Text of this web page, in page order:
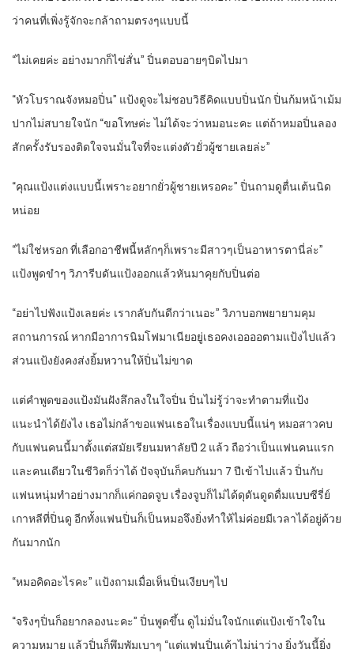
ว่าคนที่เพิ่งรู้จักจะกล้าถามตรงๆแบบนี้
“ไม่เคยค่ะ อย่างมากก็ไข่สั่น” ปิ่นตอบอายๆบิดไปมา
“หัวโบราณจังหมอปิ่น” แป้งดูจะไม่ชอบวิธีคิดแบบปิ่นนัก ปิ่นก้มหน้าเม้ม
ปากไม่สบายใจนัก “ขอโทษค่ะ ไม่ได้จะว่าหมอนะคะ แต่ถ้าหมอปิ่นลอง
สักครั้งรับรองติดใจจนมั่นใจที่จะแต่งตัวยั่วผู้ชายเลยล่ะ”
“คุณแป้งแต่งแบบนี้เพราะอยากยั่วผู้ชายเหรอคะ” ปิ่นถามดูตื่นเต้นนิด
หน่อย
“ไม่ใช่หรอก ที่เลือกอาชีพนี้หลักๆก็เพราะมีสาวๆเป็นอาหารตานี่ล่ะ”
แป้งพูดขำๆ วิภารีบดันแป้งออกแล้วหันมาคุยกับปิ่นต่อ
“อย่าไปฟังแป้งเลยค่ะ เรากลับกันดีกว่าเนอะ” วิภาบอกพยายามคุม
สถานการณ์ หากมีอาการนิมโฟมาเนียอยู่เธอคงเออออตามแป้งไปแล้ว
ส่วนแป้งยังคงส่งยิ้มหวานให้ปิ่นไม่ขาด
แต่คำพูดของแป้งมันฝังลึกลงในใจปิ่น ปิ่นไม่รู้ว่าจะทำตามที่แป้ง
แนะนำได้ยังไง เธอไม่กล้าขอแฟนเธอในเรื่องแบบนี้แน่ๆ หมอสาวคบ
กับแฟนคนนี้มาตั้งแต่สมัยเรียนมหาลัยปี 2 แล้ว ถือว่าเป็นแฟนคนแรก
และคนเดียวในชีวิตก็ว่าได้ ปัจจุบันก็คบกันมา 7 ปีเข้าไปแล้ว ปิ่นกับ
แฟนหนุ่มทำอย่างมากก็แค่กอดจูบ เรื่องจูบก็ไม่ได้ดุดันดูดดื่มแบบซีรี่ย์
เกาหลีที่ปิ่นดู อีกทั้งแฟนปิ่นก็เป็นหมอจึงยิ่งทำให้ไม่ค่อยมีเวลาได้อยู่ด้วย
กันมากนัก
“หมอคิดอะไรคะ” แป้งถามเมื่อเห็นปิ่นเงียบๆไป
“จริงๆปิ่นก็อยากลองนะคะ” ปิ่นพูดขึ้น ดูไม่มั่นใจนักแต่แป้งเข้าใจใน
ความหมาย แล้วปิ่นก็พึมพัมเบาๆ “แต่แฟนปิ่นเค้าไม่น่าว่าง ยิ่งวันนี้ยิ่ง